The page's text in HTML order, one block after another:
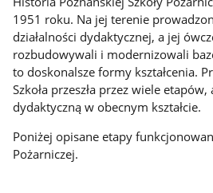
1951 roku. Na jej terenie
działalności dydaktycznej, a jej
rozbudowywali i modernizowali
to doskonalsze formy kształcenia.
Szkoła przeszła przez wiele
dydaktyczną w obecnym kształcie.
Poniżej opisane etapy
Pożarniczej.